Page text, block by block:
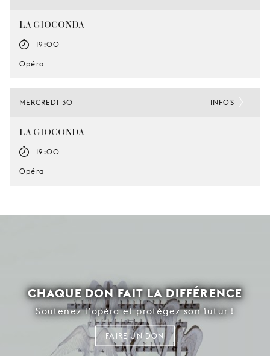
LA GIOCONDA
19:00
Opéra
MERCREDI 30
LA GIOCONDA
19:00
Opéra
INFOS
CHAQUE DON FAIT LA DIFFÉRENCE
Soutenez l’opéra et protégez son futur !
FAIRE UN DON